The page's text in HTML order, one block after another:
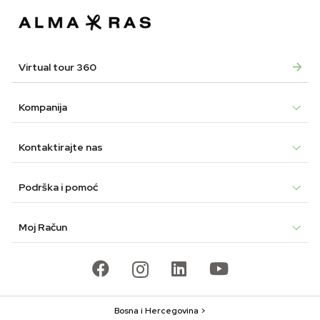
Virtual tour 360
Kompanija
Kontaktirajte nas
Podrška i pomoć
Moj Račun
Bosna i Hercegovina >